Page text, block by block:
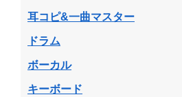
耳コピ&一曲マスター
ドラム
ボーカル
キーボード